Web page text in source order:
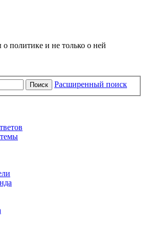
политике и не только о ней
Поиск Расширенный поиск